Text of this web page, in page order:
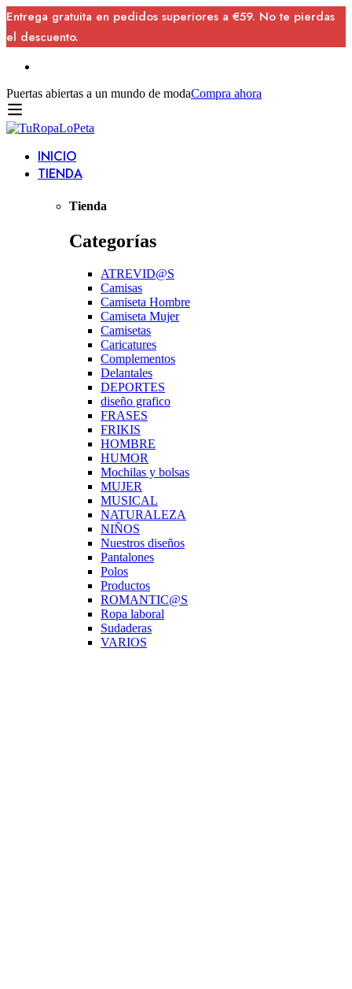
Entrega gratuita en pedidos superiores a €59. No te pierdas
el descuento.
Puertas abiertas a un mundo de modaCompra ahora
INICIO
TIENDA
Tienda
Categorías
ATREVID@S
Camisas
Camiseta Hombre
Camiseta Mujer
Camisetas
Caricatures
Complementos
Delantales
DEPORTES
diseño grafico
FRASES
FRIKIS
HOMBRE
HUMOR
Mochilas y bolsas
MUJER
MUSICAL
NATURALEZA
NIÑOS
Nuestros diseños
Pantalones
Polos
Productos
ROMANTIC@S
Ropa laboral
Sudaderas
VARIOS